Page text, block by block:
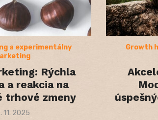
a experimentálny
Rýchla
a reakcia na
trhové zmeny
11. 2025
Growth